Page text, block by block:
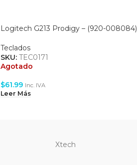
Logitech G213 Prodigy – (920-008084)
Teclados
SKU: TEC0171
Agotado
$61.99 Inc. IVA
Leer Más
Xtech